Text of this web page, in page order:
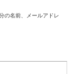
の名前、メールアドレ